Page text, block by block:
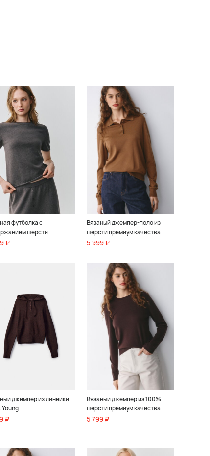
футболка с
шерсти
₽
Вязаный джемпер-поло из
шерсти премиум качества
5 999 ₽
джемпер из линейки
Young
₽
Вязаный джемпер из 100%
шерсти премиум качества
5 799 ₽